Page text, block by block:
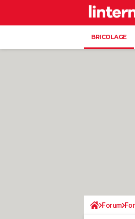
BRICOLAGE
Forum